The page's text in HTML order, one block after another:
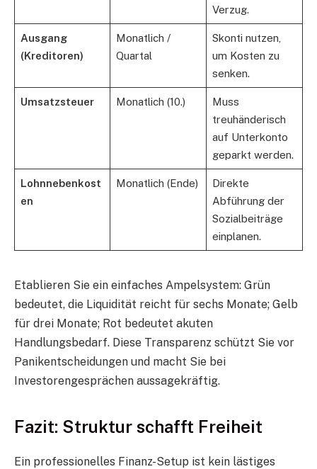
Verzug.
Ausgang
(Kreditoren)
Monatlich /
Quartal
Skonti nutzen,
um Kosten zu
senken.
Umsatzsteuer Monatlich (10.)
Muss
treuhänderisch
auf Unterkonto
geparkt werden.
Lohnnebenkost
en
Monatlich (Ende)
Direkte
Abführung der
Sozialbeiträge
einplanen.
Etablieren Sie ein einfaches Ampelsystem: Grün
bedeutet, die Liquidität reicht für sechs Monate; Gelb
für drei Monate; Rot bedeutet akuten
Handlungsbedarf. Diese Transparenz schützt Sie vor
Panikentscheidungen und macht Sie bei
Investorengesprächen aussagekräftig.
Fazit: Struktur schafft Freiheit
Ein professionelles Finanz-Setup ist kein lästiges